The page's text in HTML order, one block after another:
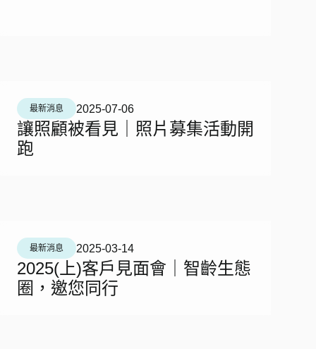
最新消息 2025-07-06
讓照顧被看見｜照片募集活動開
跑
最新消息 2025-03-14
2025(上)客戶見面會｜智齡生態
圈，邀您同行